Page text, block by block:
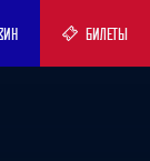
БИЛЕТЫ